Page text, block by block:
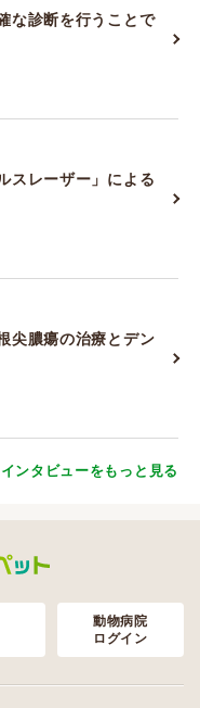
な診断を行うことで
スレーザー」による
尖膿瘍の治療とデン
インタビューをもっと見る
動物病院
ログイン